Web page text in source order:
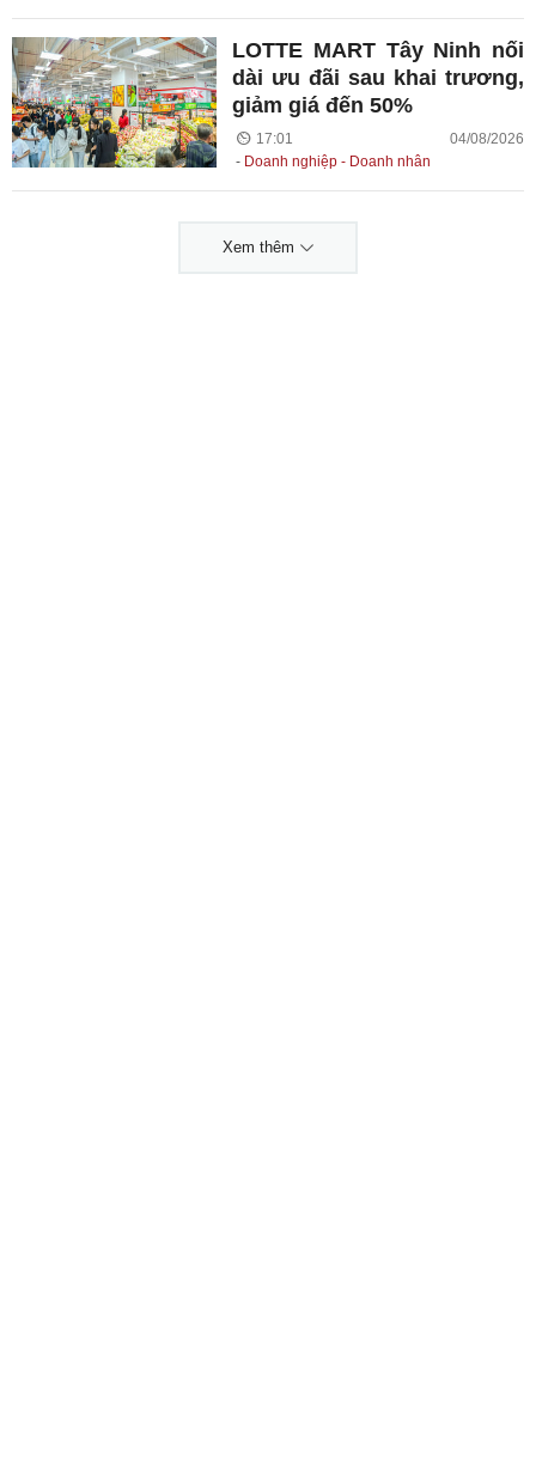
LOTTE MART Tây Ninh nối
dài ưu đãi sau khai trương,
giảm giá đến 50%
17:01 04/08/2026
Doanh nghiệp - Doanh nhân
Xem thêm